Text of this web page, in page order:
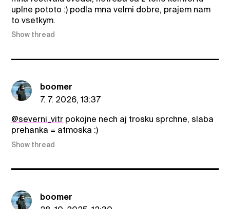
uplne pototo :) podla mna velmi dobre, prajem nam
to vsetkym.
Show thread
boomer
7. 7. 2026, 13:37
@severni_vitr pokojne nech aj trosku sprchne, slaba
prehanka = atmoska :)
Show thread
boomer